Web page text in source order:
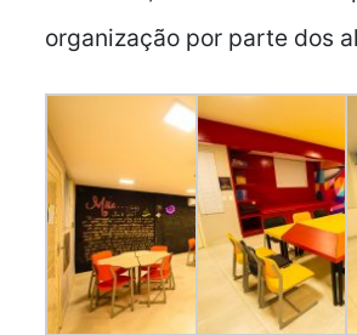
organização por parte dos